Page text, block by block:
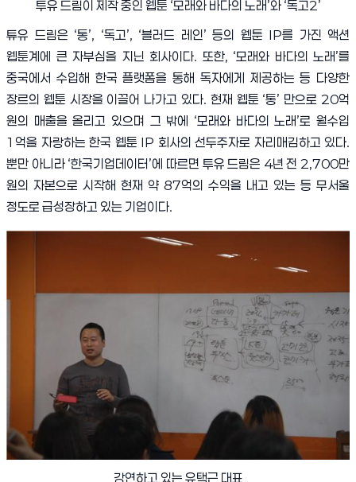
투유 드림이 제작 중인 웹툰 ‘모래와 바다의 노래’와 ‘독고2’
튜유 드림은 ‘통’, ‘독고’, ‘블러드 레인’ 등의 웹툰 IP를 가진 액션
웹툰계에 큰 자부심을 지닌 회사이다. 또한, ‘모래와 바다의 노래’를
중국에서 수입해 한국 플랫폼을 통해 독자에게 제공하는 등 다양한
장르의 웹툰 시장을 이끌어 나가고 있다. 현재 웹툰 ‘통’ 만으로20억
원의 매출을 올리고 있으며 그 밖에 ‘모래와 바다의 노래’로 월수입
1 억을 자랑하는 한국 웹툰 IP 회사의 선두주자로 자리매김하고 있다.
뿐만 아니라 ‘한국기업데이터 ’에 따르면 투유 드림은 4년 전 2,700만
원의 자본으로 시작해 현재 약 87억의 수익을 내고 있는 등 무서울
정도로 급성장하고 있는 기업이다.
강연하고 있는 유택근 대표